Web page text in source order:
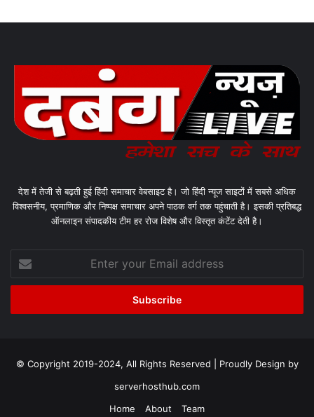
देश में तेजी से बढ़ती हुई हिंदी समाचार वेबसाइट है। जो हिंदी न्यूज साइटों में सबसे अधिक
विश्वसनीय, प्रमाणिक और निष्पक्ष समाचार अपने पाठक वर्ग तक पहुंचाती है। इसकी प्रतिबद्ध
ऑनलाइन संपादकीय टीम हर रोज विशेष और विस्तृत कंटेंट देती है।
your
Email
© Copyright 2019-2024, All Rights Reserved | Proudly Design by
serverhosthub.com
Home
About Team